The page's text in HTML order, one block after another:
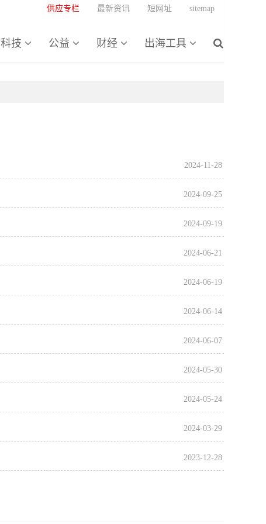
科技 公益 财经 出海工具
供应专栏 最新资讯 短网址 sitemap
2024-11-28
2024-09-25
2024-09-19
2024-06-21
2024-06-19
2024-06-14
2024-06-07
2024-05-30
2024-05-24
2024-03-29
2023-12-28